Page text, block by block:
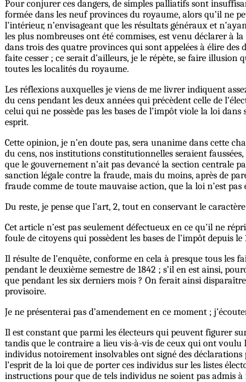
Pour conjurer ces dangers, de simples palliatifs sont
formée dans les neuf provinces du royaume, alors qu’il ne
l’intérieur, n’envisageant que les résultats généraux et
les plus nombreuses ont été commises, est venu déclarer à
dans trois des quatre provinces qui sont appelées à élire
faite cesser ; ce serait d’ailleurs, je le répète, se faire illusion
toutes les localités du royaume.
Les réflexions auxquelles je viens de me livrer indiquent
du cens pendant les deux années qui précèdent celle de
celui qui ne possède pas les bases de l’impôt viole la loi
esprit.
Cette opinion, je n’en doute pas, sera unanime dans cette
du cens, nos institutions constitutionnelles seraient
que le gouvernement n’ait pas devancé la section centrale
sanction légale contre la fraude, mais du moins, après de
fraude comme de toute mauvaise action, que la loi n’est
Du reste, je pense que l’art, 2, tout en conservant le
Cet article n’est pas seulement défectueux en ce qu’il ne
foule de citoyens qui possèdent les bases de l’impôt depuis le
Il résulte de l’enquête, conforme en cela à presque tous
pendant le deuxième semestre de 1842 ; s’il en est ainsi,
que pendant les six derniers mois ? On ferait ainsi
provisoire.
Je ne présenterai pas d’amendement en ce moment ;
Il est constant que parmi les électeurs qui peuvent figurer
tandis que le contraire a lieu vis-à-vis de ceux qui ont voulu
individus notoirement insolvables ont signé des
l’esprit de la loi que de porter ces individus sur les listes
instructions pour que de tels individus ne soient pas admis